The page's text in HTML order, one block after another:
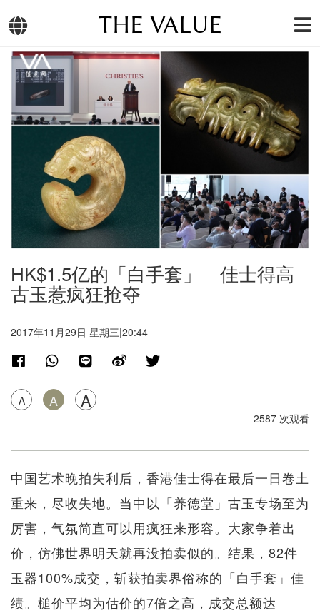
THE VALUE
HK$1.5亿的「白手套」 佳士得高
古玉惹疯狂抢夺
2017年11月29日 星期三|20:44
A A A
2587 次观看
中国艺术晚拍失利后，香港佳士得在最后一日卷土
重来，尽收失地。当中以「养德堂」古玉专场至为
厉害，气氛简直可以用疯狂来形容。大家争着出
价，仿佛世界明天就再没拍卖似的。结果，82件
玉器100%成交，斩获拍卖界俗称的「白手套」佳
绩。槌价平均为估价的7倍之高，成交总额达